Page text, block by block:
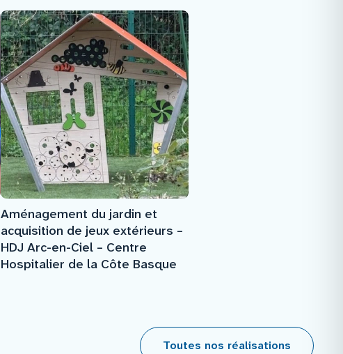
Aménagement du jardin et
acquisition de jeux extérieurs –
HDJ Arc-en-Ciel – Centre
Hospitalier de la Côte Basque
Toutes nos réalisations